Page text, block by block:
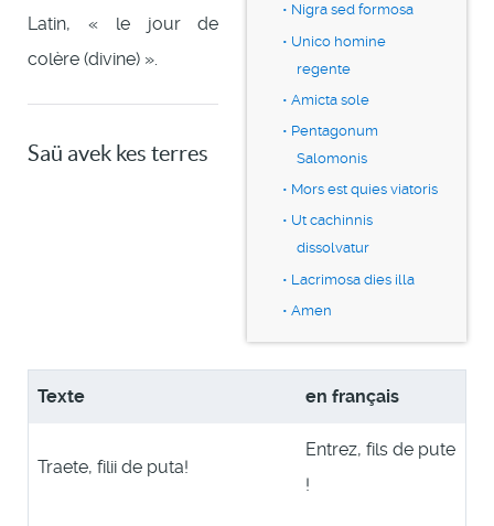
Nigra sed formosa
Unico homine
regente
Amicta sole
Pentagonum
Salomonis
Mors est quies viatoris
Ut cachinnis
dissolvatur
Lacrimosa dies illa
Amen
Latin, « le jour de
colère (divine) ».
Saü avek kes terres
Texte en français
Traete, filii de puta!
Entrez, fils de pute
!